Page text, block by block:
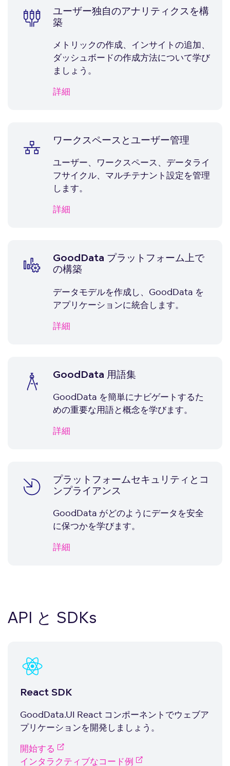
ユーザー独自のアナリティクスを構
築
メトリックの作成、インサイトの追加、
ダッシュボードの作成方法について学び
ましょう。
詳細
ワークスペースとユーザー管理
ユーザー、ワークスペース、データライ
フサイクル、マルチテナント設定を管理
します。
詳細
GoodData プラットフォーム上で
の構築
データモデルを作成し、GoodData を
アプリケーションに統合します。
詳細
GoodData 用語集
GoodData を簡単にナビゲートするた
めの重要な用語と概念を学びます。
詳細
プラットフォームセキュリティとコ
ンプライアンス
GoodData がどのようにデータを安全
に保つかを学びます。
詳細
API と SDKs
React SDK
GoodData.UI React コンポーネントでウェブア
プリケーションを開発しましょう。
開始する
インタラクティブなコード例